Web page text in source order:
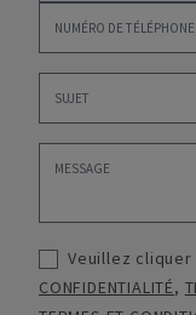
Veuillez
CONFIDENTIALITÉ,